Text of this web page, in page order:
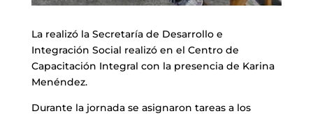
La realizó la Secretaría de Desarrollo e
Integración Social realizó en el Centro de
Capacitación Integral con la presencia de Karina
Menéndez.
Durante la jornada se asignaron tareas a los